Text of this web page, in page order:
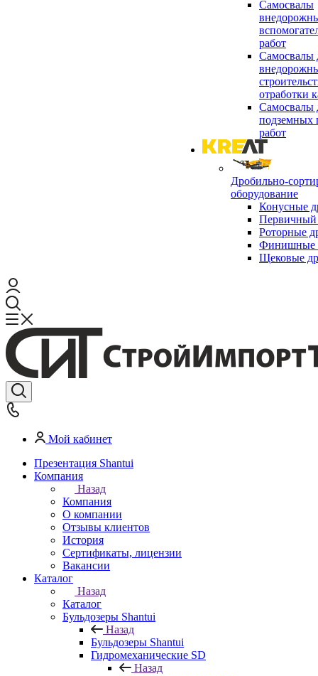
Самосвалы
работ
Самосвалы
отработки
Самосвалы
подземных
работ
Дробильно-
оборудование
Конусные
Первичный
Роторные
Финишные
Щековые
Мой кабинет
Презентация Shantui
Компания
Назад
Компания
О компании
Отзывы клиентов
История
Сертификаты, лицензии
Вакансии
Каталог
Назад
Каталог
Бульдозеры Shantui
Назад
Бульдозеры Shantui
Гидромеханические SD
Назад